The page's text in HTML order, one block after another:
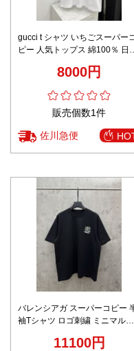
gucci t シャツ いちごスーパー
ピー 人気トップス 綿100％ 日
8000円
販売個数1件
佐川急便
バレンシアガ スーパーコピー
袖Tシャツ ロゴ刺繍 ミニマルデ
11100円